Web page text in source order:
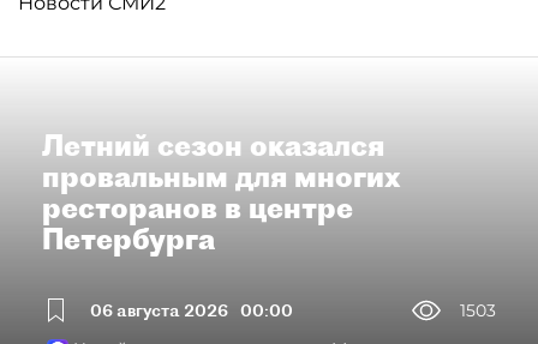
Летний сезон оказался
провальным для многих
ресторанов в центре
Петербурга
06 августа 2026 00:00
1503